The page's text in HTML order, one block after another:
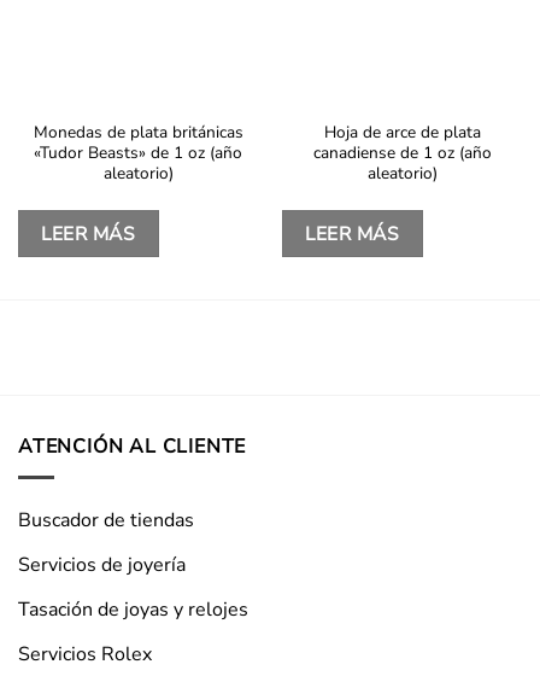
Monedas de plata británicas
«Tudor Beasts» de 1 oz (año
aleatorio)
LEER MÁS
Hoja de arce de plata
canadiense de 1 oz (año
aleatorio)
LEER MÁS
ATENCIÓN AL CLIENTE
Buscador de tiendas
Servicios de joyería
Tasación de joyas y relojes
Servicios Rolex